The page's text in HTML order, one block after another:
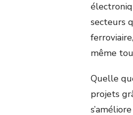
secteurs
même
Quelle
projets